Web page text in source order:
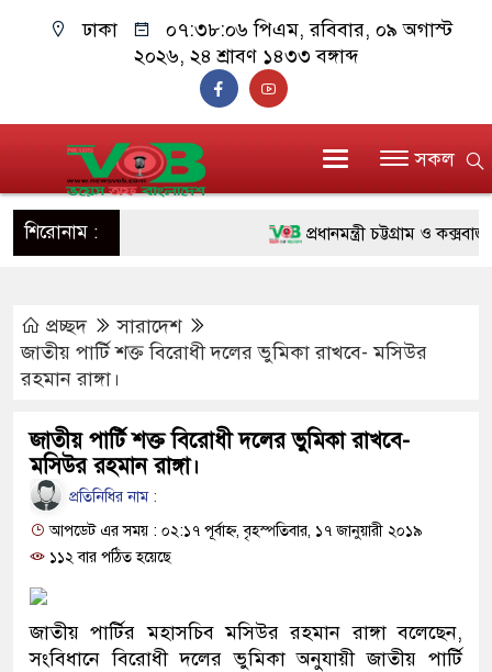
ঢাকা ০৭:৩৮:০৭ পিএম, রবিবার, ০৯ অগাস্ট
২০২৬, ২৪ শ্রাবণ ১৪৩৩ বঙ্গাব্দ
সকল
শিরোনাম : প্রধানমন্ত্রী চট্টগ্রাম ও
উদ্ধার
প্রচ্ছদ
সারাদেশ
জাতীয় পার্টি শক্ত বিরোধী দলের ভুমিকা রাখবে- মসিউর
রহমান রাঙ্গা।
জাতীয় পার্টি শক্ত বিরোধী দলের ভুমিকা রাখবে-
মসিউর রহমান রাঙ্গা।
প্রতিনিধির নাম :
আপডেট এর সময় : ০২:১৭ পূর্বাহ্ন, বৃহস্পতিবার, ১৭ জানুয়ারী ২০১৯
১১২ বার পঠিত হয়েছে
জাতীয় পার্টির মহাসচিব মসিউর রহমান রাঙ্গা বলেছেন,
সংবিধানে বিরোধী দলের ভুমিকা অনুযায়ী জাতীয় পার্টি